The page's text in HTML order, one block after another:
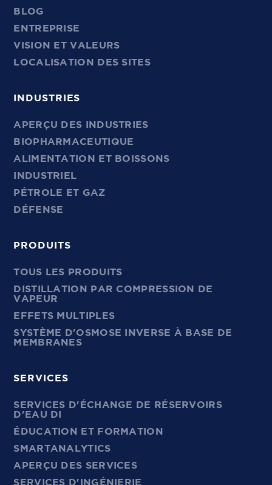
BLOG
ENTREPRISE
VISION ET VALEURS
LOCALISATION DES SITES
INDUSTRIES
APERÇU DES INDUSTRIES
BIOPHARMACEUTIQUE
ALIMENTATION ET BOISSONS
INDUSTRIEL
PÉTROLE ET GAZ
DÉFENSE
PRODUITS
TOUS LES PRODUITS
DISTILLATION PAR COMPRESSION DE
VAPEUR
EFFETS MULTIPLES
SYSTÈME D'OSMOSE INVERSE À BASE DE
MEMBRANES
SERVICES
SERVICES D'ÉCHANGE DE RÉSERVOIRS
D'EAU DI
ÉDUCATION ET FORMATION
SMARTANALYTICS
APERÇU DES SERVICES
SERVICES D'INGÉNIERIE